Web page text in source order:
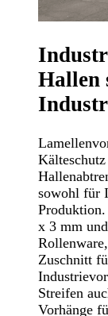
Hallen
sowohl für
x 3 mm
Zuschnitt
Streifen
Vorhänge